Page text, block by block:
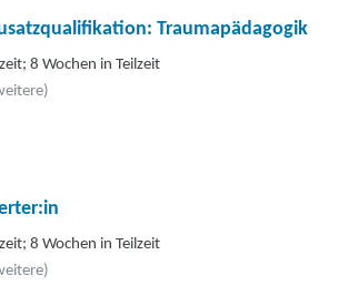
Traumapädagogik
8 Wochen in Teilzeit
8 Wochen in Teilzeit